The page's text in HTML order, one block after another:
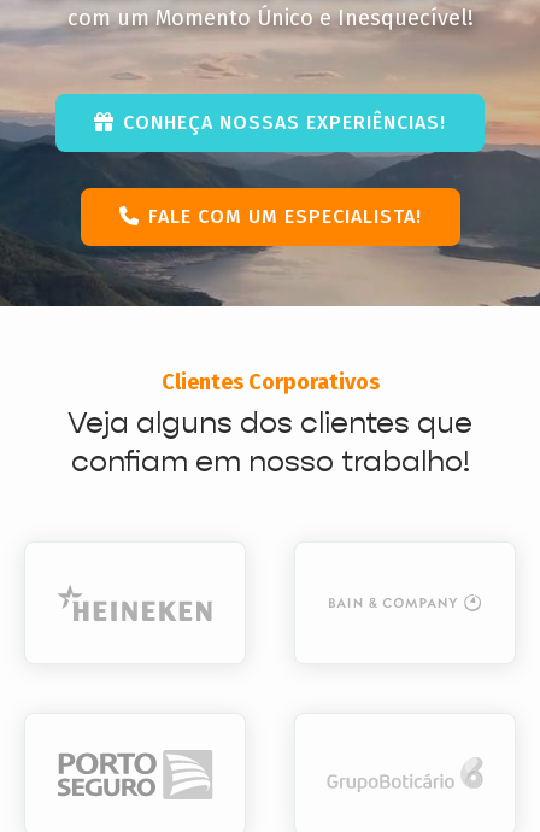
com um Momento Único e Inesquecível!
CONHEÇA NOSSAS EXPERIÊNCIAS!
FALE COM UM ESPECIALISTA!
Clientes Corporativos
Veja alguns dos clientes que
confiam em nosso trabalho!